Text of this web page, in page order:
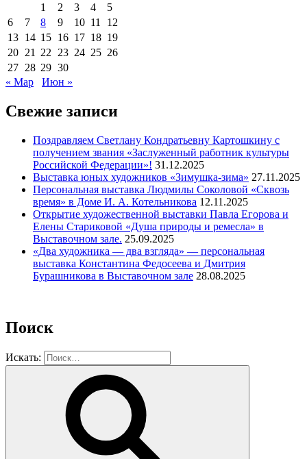
1
2 3 4
5
6
7 8 9 10 11
12
13 14 15 16 17 18 19
20 21 22 23 24 25 26
27 28 29 30
« Мар
Июн »
Свежие записи
Поздравляем Светлану Кондратьевну Картошкину с
получением звания «Заслуженный работник культуры
Российской Федерации»! 31.12.2025
Выставка юных художников «Зимушка-зима» 27.11.2025
Персональная выставка Людмилы Соколовой «Сквозь
время» в Доме И. А. Котельникова 12.11.2025
Открытие художественной выставки Павла Егорова и
Елены Стариковой «Душа природы и ремесла» в
Выставочном зале. 25.09.2025
«Два художника — два взгляда» — персональная
выставка Константина Федосеева и Дмитрия
Бурашникова в Выставочном зале 28.08.2025
Поиск
Искать: